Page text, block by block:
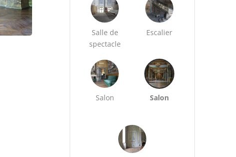
Salle de
spectacle
Escalier
Salon Salon